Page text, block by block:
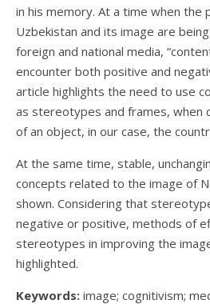
in his memory. At a time when the
Uzbekistan and its image are
foreign and national media,
encounter both positive and
article highlights the need to use
as stereotypes and frames, when
of an object, in our case, the
At the same time, stable,
concepts related to the image of
shown. Considering that
negative or positive, methods of
stereotypes in improving the
highlighted.
Keywords: image; cognitivism;